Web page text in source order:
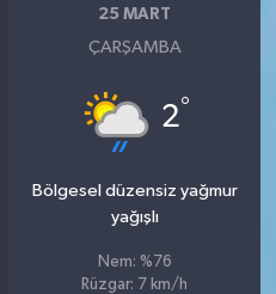
25 MART
ÇARŞAMBA
2°
Bölgesel düzensiz yağmur
yağışlı
Nem: %76
Rüzgar: 7 km/h